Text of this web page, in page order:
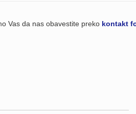
Vas da nas obavestite preko kontakt